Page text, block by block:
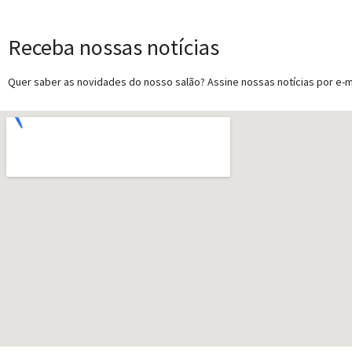
Receba nossas notícias
Quer saber as novidades do nosso salão? Assine nossas notícias por e-